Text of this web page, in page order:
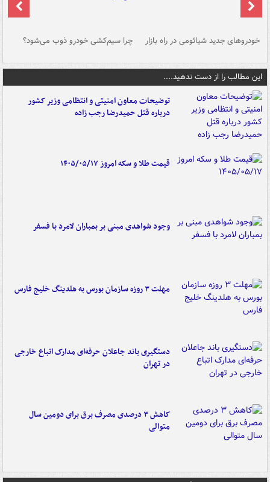
خودروهای جدید شیائومی در راه بازار چرا سیم‌کشی خودرو ذوب می‌شود؟
این مطالب را از دست ندهید....
توضیحات معاون امنیتی و انتظامی وزیر کشور
درباره قتل حمیدرضا رجب زاده
قیمت طلا و سکه امروز ۱۴۰۵/۰۵/۱۷
وجود شواهدی مبنی بر بمباران لامرد با فسفر
مهلت ۳ روزه سازمان بورس به هلدینگ خلیج فارس
دستگیری باند جاعلان حرفه‌ای مدارک اتباع خارجی
در تهران
کاهش ۳ درصدی مصرف برق برای دومین سال
متوالی